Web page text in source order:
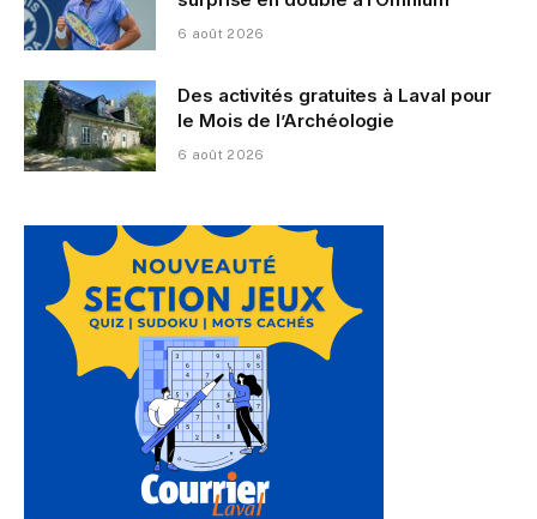
6 août 2026
Des activités gratuites à Laval pour
le Mois de l’Archéologie
6 août 2026